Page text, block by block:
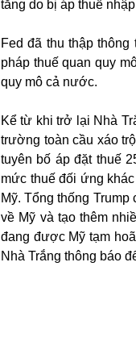
tăng do bị áp thuế
Fed đã thu thập
pháp thuế quan quy
quy mô cả nước.
Kể từ khi trở lại Nhà
trường toàn cầu xáo
tuyên bố áp đặt thuế
mức thuế đối ứng
Mỹ. Tổng thống
về Mỹ và tạo thêm
đang được Mỹ tạm
Nhà Trắng thông báo